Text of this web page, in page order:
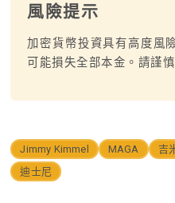
風險提示
加密貨幣投資具有高度風
可能損失全部本金。請謹
Jimmy Kimmel MAGA 吉
迪士尼